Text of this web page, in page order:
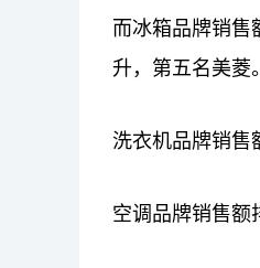
而冰箱品牌销售
升，第五名美菱。
洗衣机品牌销售
空调品牌销售额